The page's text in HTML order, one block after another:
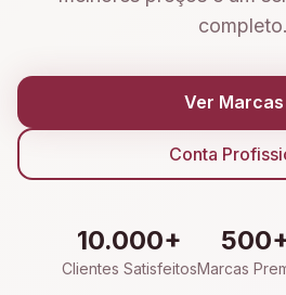
completo.
Ver Marcas
Conta
10.000+
Clientes SatisfeitosMarcas